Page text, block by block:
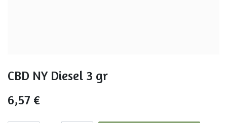
CBD NY Diesel 3 gr
6,57 €